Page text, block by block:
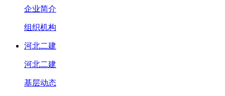
企业简介
组织机构
河北二建
河北二建
基层动态